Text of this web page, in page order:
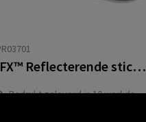
RFX™ Reflecterende sticker helm
Bedrukt geleverd in 10 werkdag(en)